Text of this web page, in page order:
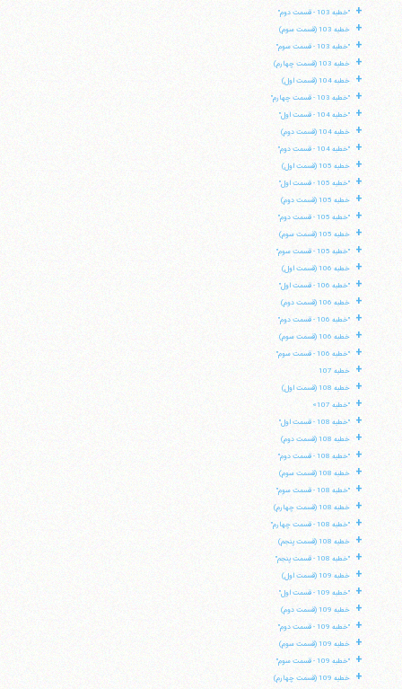
+ "خطبه 103 - قسمت دوم"
+ خطبه 103 (قسمت سوم)
+ "خطبه 103 - قسمت سوم"
+ خطبه 103 (قسمت چهارم)
+ خطبه 104 (قسمت اول)
+ "خطبه 103 - قسمت چهارم"
+ "خطبه 104 - قسمت اول"
+ خطبه 104 (قسمت دوم)
+ "خطبه 104 - قسمت دوم"
+ خطبه 105 (قسمت اول)
+ "خطبه 105 - قسمت اول"
+ خطبه 105 (قسمت دوم)
+ "خطبه 105 - قسمت دوم"
+ خطبه 105 (قسمت سوم)
+ "خطبه 105 - قسمت سوم"
+ خطبه 106 (قسمت اول)
+ "خطبه 106 - قسمت اول"
+ خطبه 106 (قسمت دوم)
+ "خطبه 106 - قسمت دوم"
+ خطبه 106 (قسمت سوم)
+ "خطبه 106 - قسمت سوم"
+ خطبه 107
+ خطبه 108 (قسمت اول)
+ "خطبه 107»
+ "خطبه 108 - قسمت اول"
+ خطبه 108 (قسمت دوم)
+ "خطبه 108 - قسمت دوم"
+ خطبه 108 (قسمت سوم)
+ "خطبه 108 - قسمت سوم"
+ خطبه 108 (قسمت چهارم)
+ "خطبه 108 - قسمت چهارم"
+ خطبه 108 (قسمت پنجم)
+ "خطبه 108 - قسمت پنجم"
+ خطبه 109 (قسمت اول)
+ "خطبه 109 - قسمت اول"
+ خطبه 109 (قسمت دوم)
+ "خطبه 109 - قسمت دوم"
+ خطبه 109 (قسمت سوم)
+ "خطبه 109 - قسمت سوم"
+ خطبه 109 (قسمت چهارم)